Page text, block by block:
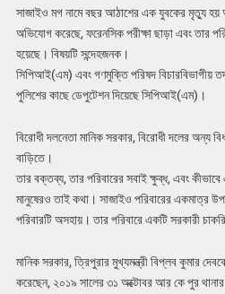
সাজাইও মগ নামে বছর আঠাশের এক যুবকের মৃত্যু
অভিযোগ করেছে, ফরেনসিক পরীক্ষা ছাড়া এবং তার
হয়েছে। বিষয়টি সন্দেহজনক।
সিপিআই(এম) এবং গণমুক্তি পরিষদ বিচারবিভাগীয়
পুলিশের কাছে ডেপুটেশন দিয়েছে সিপিআই(এম)।
বিরোধী দলনেতা মানিক সরকার, বিরোধী দলের অন্য
বাড়িতে।
তার বক্তব্য, তার পরিবারের সবাই ক্ষুব্ধ, এবং
মানুষেরও তাই কথা। সাজাইও পরিবারের একমাত্র
পরিবারটি অসহায়। তার পরিবারে একটি সরকারী
মানিক সরকার, ত্রিপুরার মুখ্যমন্ত্রী বিপ্লব কুমার
করেছেন, ২০১৯ সালের ৩১ অক্টোবর আর কে পুর